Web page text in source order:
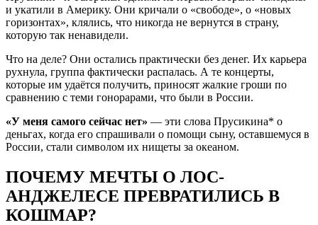
и укатили в Америку. Они кричали о «свободе», о «новых
горизонтах», клялись, что никогда не вернутся в страну,
которую так ненавидели.
Что на деле? Они остались практически без денег. Их карьера
рухнула, группа фактически распалась. А те концерты,
которые им удаётся получить, приносят жалкие гроши по
сравнению с теми гонорарами, что были в России.
«У меня самого сейчас нет» — эти слова Прусикина* о
деньгах, когда его спрашивали о помощи сыну, оставшемуся в
России, стали символом их нищеты за океаном.
ПОЧЕМУ МЕЧТЫ О ЛОС-
АНДЖЕЛЕСЕ ПРЕВРАТИЛИСЬ В
КОШМАР?